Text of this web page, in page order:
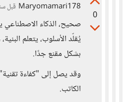
0
Maryomamari178 قبل
صحيح، الذكاء الاصطناعي
يُقلّد الأسلوب، يتعلم
بشكل مقنع جدًا.
الكاتب.